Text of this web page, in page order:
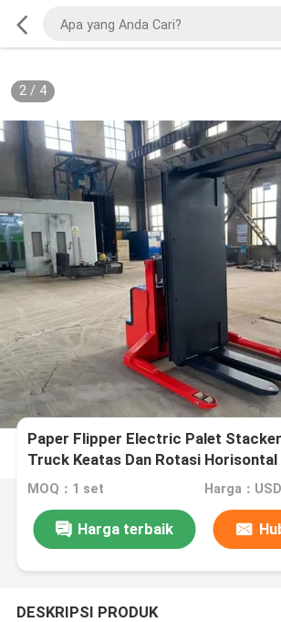
2/ 4
Paper Flipper Electric Palet
Truck Keatas Dan Rotasi Horisontal
MOQ：1 set
Harga terbaik
DESKRIPSI PRODUK